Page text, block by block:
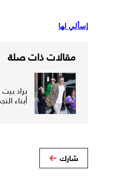
إسألي لها
مقالات ذات صلة
براد
أبناء
شارك